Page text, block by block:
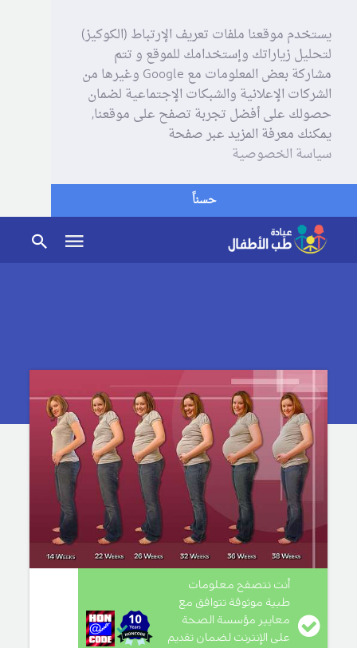
يستخدم موقعنا ملفات تعريف الإرتباط (الكوكيز)
لتحليل زياراتك وإستخدامك للموقع و تتم
مشاركة بعض المعلومات مع Google وغيرها من
الشركات الإعلانية والشبكات الإجتماعية لضمان
حصولك على أفضل تجربة تصفح على موقعنا,
يمكنك معرفة المزيد عبر صفحة
سياسة الخصوصية
حسناً
أنت تتصفح معلومات
طبية موثوقة تتوافق مع
معايير مؤسسة الصحة
على الإنترنت لضمان تقديم